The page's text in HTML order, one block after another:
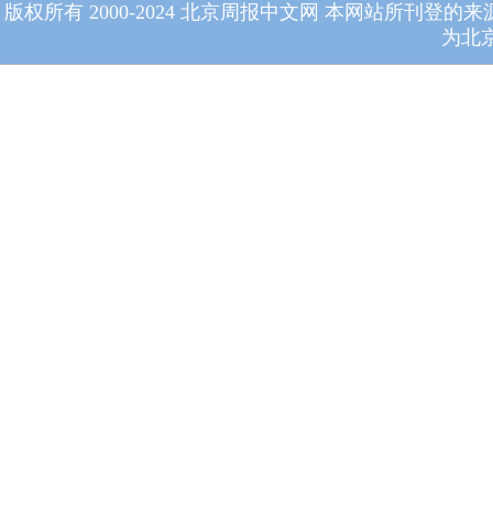
版权所有 2000-2024 北京周报中文网 本网站所刊登的
为北